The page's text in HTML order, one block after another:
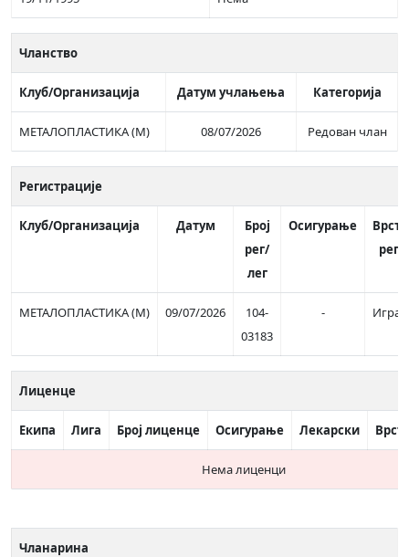
Чланство
Клуб/Организација Датум учлањења Категорија
МЕТАЛОПЛАСТИКА (М) 08/07/2026 Редован члан
Регистрације
Клуб/Организација Датум
Број
рег/
лег
Осигурање
Врста
рег.
МЕТАЛОПЛАСТИКА (М) 09/07/2026
104-
03183
- Играч
Лиценце
Екипа Лига Број лиценце Осигурање Лекарски
Нема лиценци
Чланарина